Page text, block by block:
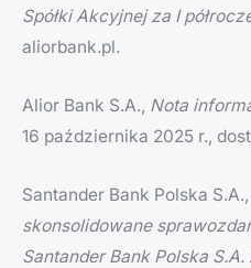
Spółki Akcyjnej za I
aliorbank.pl.
Alior Bank S.A., Nota
16 października 2025 r.,
Santander Bank Polska S.A.,
skonsolidowane
Santander Bank Polska